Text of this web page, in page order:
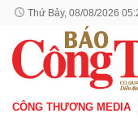
Thứ Bảy, 08/08/2026
CÔNG THƯƠNG MEDIA